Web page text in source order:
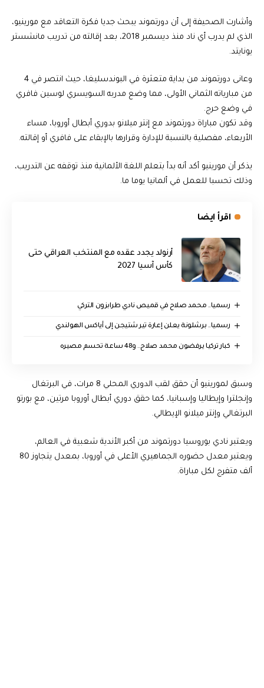
وأشارت الصحيفة إلى أن دورتموند يبحث جديا فكرة التعاقد مع مورينيو،
الذي لم يدرب أي ناد منذ ديسمبر 2018، بعد إقالته من تدريب مانشستر
يونايتد.
وعانى دورتموند من بداية متعثرة في البوندسليغا، حيث انتصر في 4
من مبارياته الثماني الأولى، مما وضع مدربه السويسري لوسين فافري
في وضع حرج.
وقد تكون مباراة دورتموند مع إنتر ميلانو بدوري أبطال أوروبا، مساء
الأربعاء، مفصلية بالنسبة للإدارة وقرارها بالإبقاء على فافري أو إقالته.
يذكر أن مورينيو أكد أنه بدأ بتعلم اللغة الألمانية منذ توقفه عن التدريب،
وذلك تحسبا للعمل في ألمانيا يوما ما.
اقرأ ايضا
أرنولد يجدد عقده مع المنتخب العراقي حتى
كأس آسيا 2027
رسميا.. محمد صلاح في قميص نادي طرابزون التركي
رسميا.. برشلونة يعلن إعارة تير شتيجن إلى أياكس الهولندي
كبار تركيا يرفضون محمد صلاح.. و48 ساعة تحسم مصيره
وسبق لمورينيو أن حقق لقب الدوري المحلي 8 مرات، في البرتغال
وإنجلترا وإيطاليا وإسبانيا، كما حقق دوري أبطال أوروبا مرتين، مع بورتو
البرتغالي وإنتر ميلانو الإيطالي.
ويعتبر نادي بوروسيا دورتموند من أكبر الأندية شعبية في العالم،
ويعتبر معدل حضوره الجماهيري الأعلى في أوروبا، بمعدل يتجاوز 80
ألف متفرج لكل مباراة.